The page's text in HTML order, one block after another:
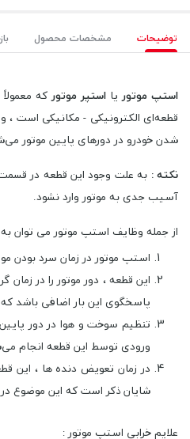
توضیحات مشخصات محصول
استپ موتوریا استپر موتورکه
شدن خودرو در دورهای پایین موتور
نکته : به ‌علت وجود این قطعه در قسمت
آسیب جدی به موتور وارد نشود.
از جمله وظایف استپ موتور می توان به
استپ موتور در زمان سرد بودن
این قطعه ، دور موتور را در
پاسخگوی این بار اضافی باشد
ورودی توسط این قطعه انجام
در زمان تعویض دنده‌ ها ، این
شایان ذکر است که این موضوع در
علایم خرابی استپ موتور :